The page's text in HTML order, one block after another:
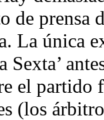
de prensa
La única
Sexta’
el partido
(los